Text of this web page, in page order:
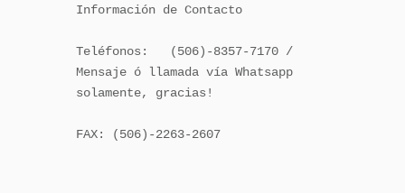
Información de Contacto
Teléfonos:   (506)-8357-7170 /
Mensaje ó llamada vía Whatsapp
solamente, gracias!
FAX: (506)-2263-2607